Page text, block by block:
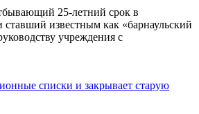
25-летний срок в
известным как «барнаульский
учреждения с
списки и закрывает старую